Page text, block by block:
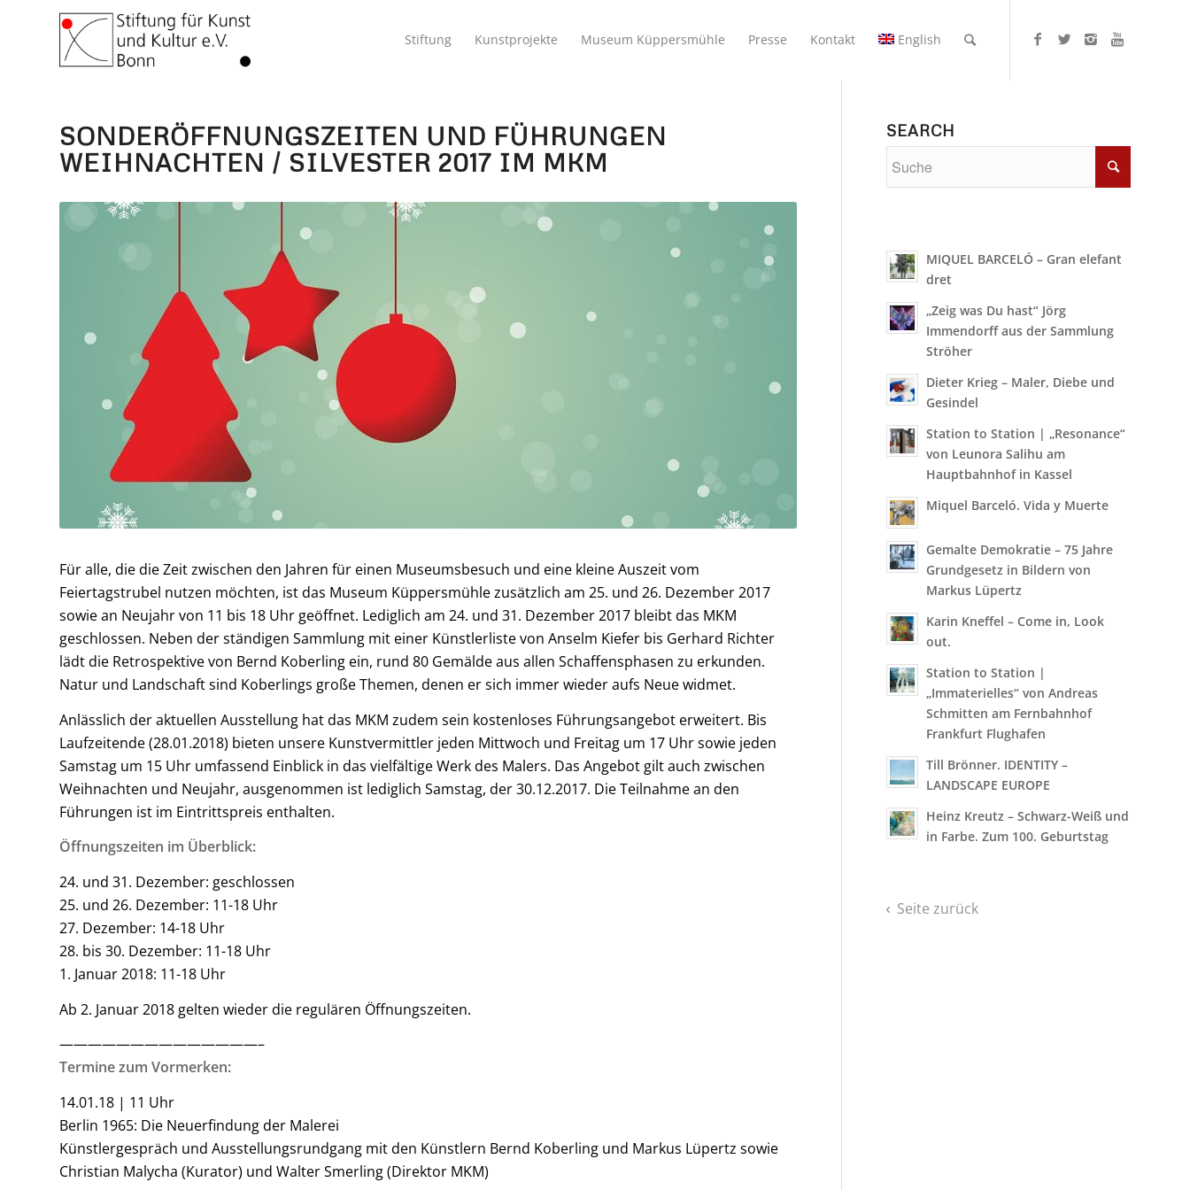
Stiftung Kunstprojekte Museum Küppersmühle Presse Kontakt English
SONDERÖFFNUNGSZEITEN UND FÜHRUNGEN
WEIHNACHTEN / SILVESTER 2017 IM MKM
Für alle, die die Zeit zwischen den Jahren für einen Museumsbesuch und eine kleine Auszeit vom
Feiertagstrubel nutzen möchten, ist das Museum Küppersmühle zusätzlich am 25. und 26. Dezember 2017
sowie an Neujahr von 11 bis 18 Uhr geöffnet. Lediglich am 24. und 31. Dezember 2017 bleibt das MKM
geschlossen. Neben der ständigen Sammlung mit einer Künstlerliste von Anselm Kiefer bis Gerhard Richter
lädt die Retrospektive von Bernd Koberling ein, rund 80 Gemälde aus allen Schaffensphasen zu erkunden.
Natur und Landschaft sind Koberlings große Themen, denen er sich immer wieder aufs Neue widmet.
Anlässlich der aktuellen Ausstellung hat das MKM zudem sein kostenloses Führungsangebot erweitert. Bis
Laufzeitende (28.01.2018) bieten unsere Kunstvermittler jeden Mittwoch und Freitag um 17 Uhr sowie jeden
Samstag um 15 Uhr umfassend Einblick in das vielfältige Werk des Malers. Das Angebot gilt auch zwischen
Weihnachten und Neujahr, ausgenommen ist lediglich Samstag, der 30.12.2017. Die Teilnahme an den
Führungen ist im Eintrittspreis enthalten.
Öffnungszeiten im Überblick:
24. und 31. Dezember: geschlossen
25. und 26. Dezember: 11-18 Uhr
27. Dezember: 14-18 Uhr
28. bis 30. Dezember: 11-18 Uhr
1. Januar 2018: 11-18 Uhr
Ab 2. Januar 2018 gelten wieder die regulären Öffnungszeiten.
——————————————–
Termine zum Vormerken:
14.01.18 | 11 Uhr
Berlin 1965: Die Neuerfindung der Malerei
Künstlergespräch und Ausstellungsrundgang mit den Künstlern Bernd Koberling und Markus Lüpertz sowie
Christian Malycha (Kurator) und Walter Smerling (Direktor MKM)
SEARCH
MIQUEL BARCELÓ – Gran elefant
dret
„Zeig was Du hast“ Jörg
Immendorff aus der Sammlung
Ströher
Dieter Krieg – Maler, Diebe und
Gesindel
Station to Station | „Resonance“
von Leunora Salihu am
Hauptbahnhof in Kassel
Miquel Barceló. Vida y Muerte
Gemalte Demokratie – 75 Jahre
Grundgesetz in Bildern von
Markus Lüpertz
Karin Kneffel – Come in, Look
out.
Station to Station |
„Immaterielles“ von Andreas
Schmitten am Fernbahnhof
Frankfurt Flughafen
Till Brönner. IDENTITY –
LANDSCAPE EUROPE
Heinz Kreutz – Schwarz-Weiß und
in Farbe. Zum 100. Geburtstag
Seite zurück